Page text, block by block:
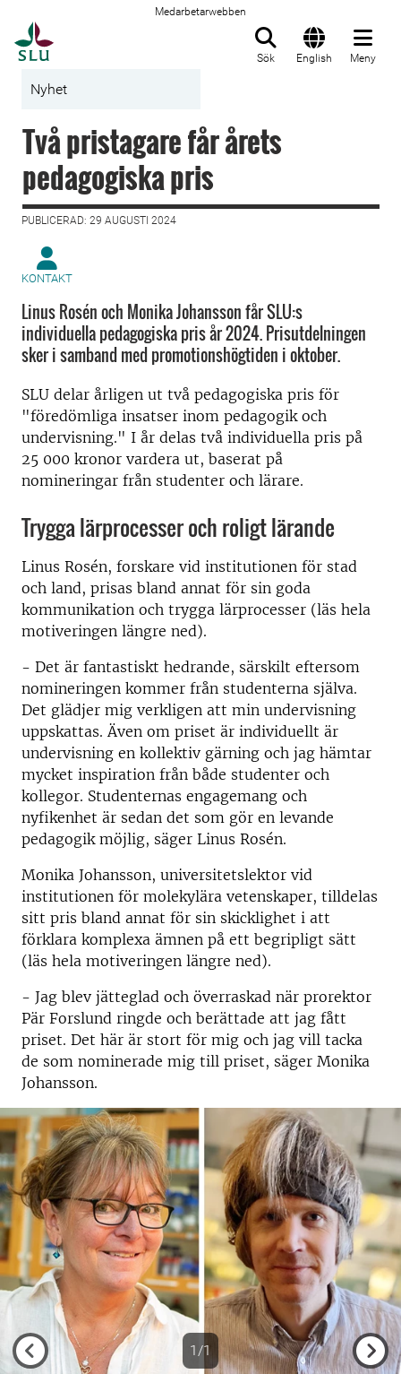
Medarbetarwebben
Sök English Meny
Nyhet
Två pristagare får årets
pedagogiska pris
PUBLICERAD: 29 AUGUSTI 2024
KONTAKT
Linus Rosén och Monika Johansson får SLU:s
individuella pedagogiska pris år 2024. Prisutdelningen
sker i samband med promotionshögtiden i oktober.
SLU delar årligen ut två pedagogiska pris för
"föredömliga insatser inom pedagogik och
undervisning." I år delas två individuella pris på
25 000 kronor vardera ut, baserat på
nomineringar från studenter och lärare.
Trygga lärprocesser och roligt lärande
Linus Rosén, forskare vid institutionen för stad
och land, prisas bland annat för sin goda
kommunikation och trygga lärprocesser (läs hela
motiveringen längre ned).
- Det är fantastiskt hedrande, särskilt eftersom
nomineringen kommer från studenterna själva.
Det glädjer mig verkligen att min undervisning
uppskattas. Även om priset är individuellt är
undervisning en kollektiv gärning och jag hämtar
mycket inspiration från både studenter och
kollegor. Studenternas engagemang och
nyfikenhet är sedan det som gör en levande
pedagogik möjlig, säger Linus Rosén.
Monika Johansson, universitetslektor vid
institutionen för molekylära vetenskaper, tilldelas
sitt pris bland annat för sin skicklighet i att
förklara komplexa ämnen på ett begripligt sätt
(läs hela motiveringen längre ned).
- Jag blev jätteglad och överraskad när prorektor
Pär Forslund ringde och berättade att jag fått
priset. Det här är stort för mig och jag vill tacka
de som nominerade mig till priset, säger Monika
Johansson.
1/1